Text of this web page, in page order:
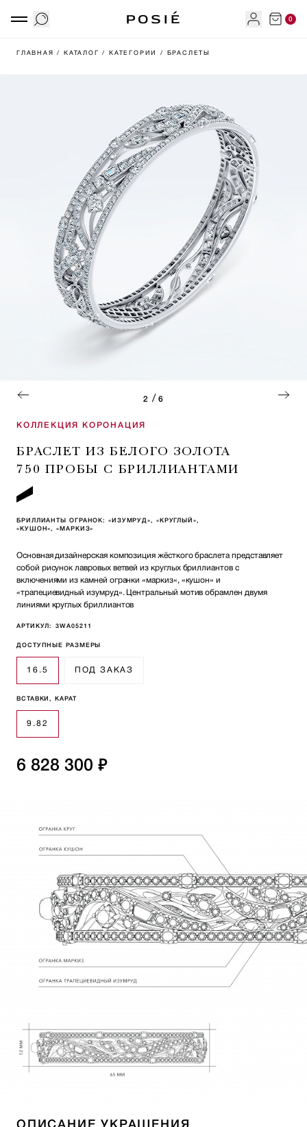
0
ГЛАВНАЯ/ КАТАЛОГ/ КАТЕГОРИИ/ БРАСЛЕТЫ
2 / 6
КОЛЛЕКЦИЯ КОРОНАЦИЯ
БРАСЛЕТ ИЗ БЕЛОГО ЗОЛОТА
750 ПРОБЫ С БРИЛЛИАНТАМИ
БРИЛЛИАНТЫ ОГРАНОК: «ИЗУМРУД», «КРУГЛЫЙ»,
«КУШОН», «МАРКИЗ»
Основная дизайнерская композиция жёсткого браслета представляет
собой рисунок лавровых ветвей из круглых бриллиантов с
включениями из камней огранки «маркиз«, «кушон» и
«трапециевидный изумруд». Центральный мотив обрамлен двумя
линиями круглых бриллиантов
АРТИКУЛ: 3WA05211
ДОСТУПНЫЕ РАЗМЕРЫ
16.5 ПОД ЗАКАЗ
ВСТАВКИ, КАРАТ
9.82
6 828 300 ₽